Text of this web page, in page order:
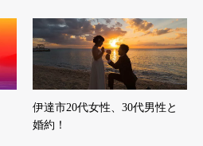
伊達市20代女性、30代男性と
婚約！